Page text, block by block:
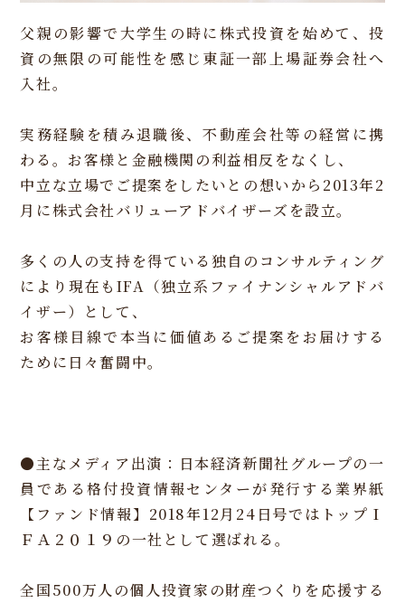
父親の影響で大学生の時に株式投資を始めて、投
資の無限の可能性を感じ東証一部上場証券会社へ
入社。
実務経験を積み退職後、不動産会社等の経営に携
わる。お客様と金融機関の利益相反をなくし、
中立な立場でご提案をしたいとの想いから2013年2
月に株式会社バリューアドバイザーズを設立。
多くの人の支持を得ている独自のコンサルティング
により現在もIFA（独立系ファイナンシャルアドバ
イザー）として、
お客様目線で本当に価値あるご提案をお届けする
ために日々奮闘中。
●主なメディア出演：日本経済新聞社グループの一
員である格付投資情報センターが発行する業界紙
【ファンド情報】2018年12月24日号ではトップＩ
ＦＡ２０１９の一社として選ばれる。
全国500万人の個人投資家の財産つくりを応援する